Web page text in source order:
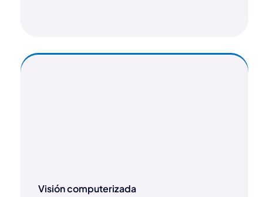
Visión computerizada